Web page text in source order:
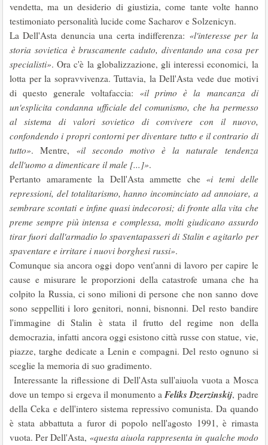
vendetta, ma un desiderio di giustizia, come tante volte hanno
testimoniato personalità lucide come Sacharov e Solzenicyn.
La Dell'Asta denuncia una certa indifferenza: «l'interesse per la
storia sovietica è bruscamente caduto, diventando una cosa per
specialisti». Ora c'è la globalizzazione, gli interessi economici, la
lotta per la sopravvivenza. Tuttavia, la Dell'Asta vede due motivi
di questo generale voltafaccia: «il primo è la mancanza di
un'esplicita condanna ufficiale del comunismo, che ha permesso
al sistema di valori sovietico di convivere con il nuovo,
confondendo i propri contorni per diventare tutto e il contrario di
tutto». Mentre, «il secondo motivo è la naturale tendenza
dell'uomo a dimenticare il male [...]».
Pertanto amaramente la Dell'Asta ammette che «i temi delle
repressioni, del totalitarismo, hanno incominciato ad annoiare, a
sembrare scontati e infine quasi indecorosi; di fronte alla vita che
preme sempre più intensa e complessa, molti giudicano assurdo
tirar fuori dall'armadio lo spaventapasseri di Stalin e agitarlo per
spaventare e irritare i nuovi borghesi russi».
Comunque sia ancora oggi dopo vent'anni di lavoro per capire le
cause e misurare le proporzioni della catastrofe umana che ha
colpito la Russia, ci sono milioni di persone che non sanno dove
sono seppelliti i loro genitori, nonni, bisnonni. Del resto bandire
l'immagine di Stalin è stata il frutto del regime non della
democrazia, infatti ancora oggi esistono città russe con statue, vie,
piazze, targhe dedicate a Lenin e compagni. Del resto ognuno si
sceglie la memoria di suo gradimento.
Interessante la riflessione di Dell'Asta sull'aiuola vuota a Mosca
dove un tempo si ergeva il monumento aFeliks Dzerzinskij, padre
della Ceka e dell'intero sistema repressivo comunista. Da quando
è stata abbattuta a furor di popolo nell'agosto 1991, è rimasta
vuota. Per Dell'Asta, «questa aiuola rappresenta in qualche modo